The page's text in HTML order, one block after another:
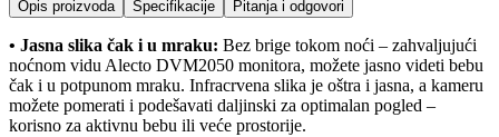
Opis proizvoda Specifikacije Pitanja i odgovori
• Jasna slika čak i u mraku: Bez brige tokom noći – zahvaljujući
noćnom vidu Alecto DVM2050 monitora, možete jasno videti bebu
čak i u potpunom mraku. Infracrvena slika je oštra i jasna, a kameru
možete pomerati i podešavati daljinski za optimalan pogled –
korisno za aktivnu bebu ili veće prostorije.